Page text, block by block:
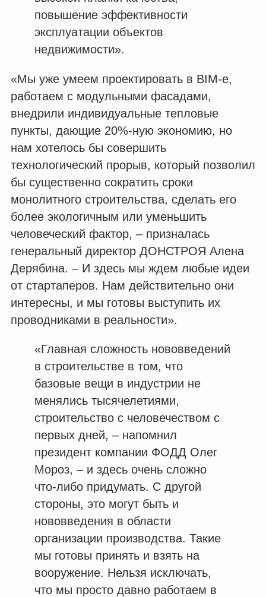
повышение эффективности
эксплуатации объектов
недвижимости».
«Мы уже умеем проектировать в BIM-е,
работаем с модульными фасадами,
внедрили индивидуальные тепловые
пункты, дающие 20%-ную экономию, но
нам хотелось бы совершить
технологический прорыв, который позволил
бы существенно сократить сроки
монолитного строительства, сделать его
более экологичным или уменьшить
человеческий фактор, – призналась
генеральный директор ДОНСТРОЯ Алена
Дерябина. – И здесь мы ждем любые идеи
от стартаперов. Нам действительно они
интересны, и мы готовы выступить их
проводниками в реальности».
«Главная сложность нововведений
в строительстве в том, что
базовые вещи в индустрии не
менялись тысячелетиями,
строительство с человечеством с
первых дней, – напомнил
президент компании ФОДД Олег
Мороз, – и здесь очень сложно
что-либо придумать. С другой
стороны, это могут быть и
нововведения в области
организации производства. Такие
мы готовы принять и взять на
вооружение. Нельзя исключать,
что мы просто давно работаем в